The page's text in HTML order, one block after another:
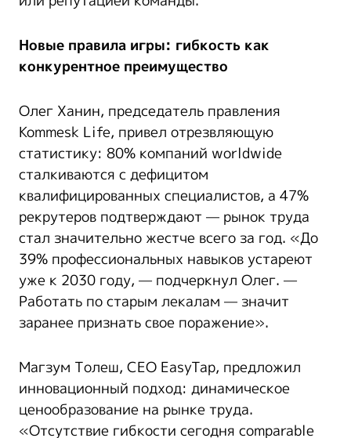
Новые правила игры: гибкость как
конкурентное преимущество
Олег Ханин, председатель правления
Kommesk Life, привел отрезвляющую
статистику: 80% компаний worldwide
сталкиваются с дефицитом
квалифицированных специалистов, а 47%
рекрутеров подтверждают — рынок труда
стал значительно жестче всего за год. «До
39% профессиональных навыков устареют
уже к 2030 году, — подчеркнул Олег. —
Работать по старым лекалам — значит
заранее признать свое поражение».
Магзум Толеш, CEO EasyTap, предложил
инновационный подход: динамическое
ценообразование на рынке труда.
«Отсутствие гибкости сегодня comparable